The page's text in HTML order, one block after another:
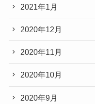
2021年1月
2020年12月
2020年11月
2020年10月
2020年9月